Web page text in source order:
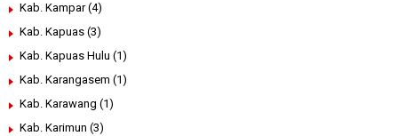
Kab. Kampar (4)
Kab. Kapuas (3)
Kab. Kapuas Hulu (1)
Kab. Karangasem (1)
Kab. Karawang (1)
Kab. Karimun (3)